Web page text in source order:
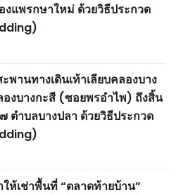
งแพรกษาใหม่ ด้วยวิธีประกวด
พานทางเดินเท้าเลียบคลองบาง
งบางกะสี (ซอยพรอำไพ) ถึงสิ้น
ตำบลบางปลา ด้วยวิธีประกวด
ห้เช่าพื้นที่ “ตลาดท้ายบ้าน”